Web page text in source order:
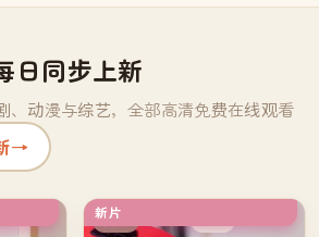
日同步上新
、动漫与综艺，全部高清免费在线观看
→
新片
英国